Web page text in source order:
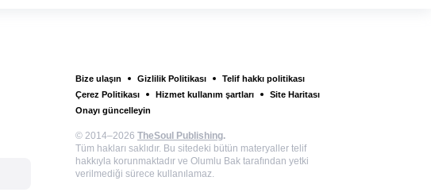
Bize ulaşın Gizlilik Politikası
Telif hakkı politikası
Çerez Politikası
Hizmet kullanım şartları
Site Haritası
Onayı güncelleyin
© 2014–2026 TheSoul Publishing.
Tüm hakları saklıdır. Bu sitedeki bütün materyaller telif
hakkıyla korunmaktadır ve Olumlu Bak tarafından yetki
verilmediği sürece kullanılamaz.